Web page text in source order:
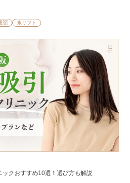
顎 糸リフト
クおすすめ10選！選び方も解説